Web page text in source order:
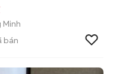
Minh
bán